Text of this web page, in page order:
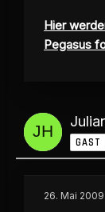
Hier
Pegasus
GAST
26. Mai